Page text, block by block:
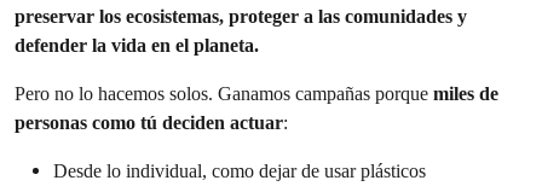
preservar los ecosistemas, proteger a las comunidades y
defender la vida en el planeta.
Pero no lo hacemos solos. Ganamos campañas porque miles de
personas como tú deciden actuar:
Desde lo individual, como dejar de usar plásticos